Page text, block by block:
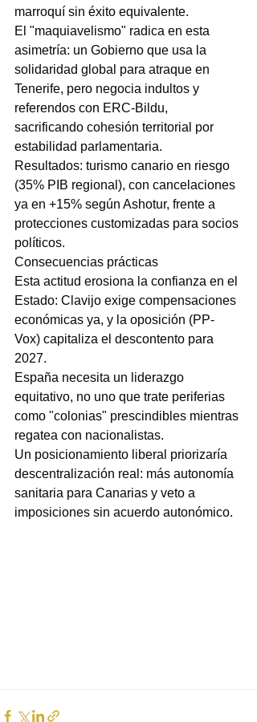
marroquí sin éxito equivalente.
El "maquiavelismo" radica en esta
asimetría: un Gobierno que usa la
solidaridad global para atraque en
Tenerife, pero negocia indultos y
referendos con ERC-Bildu,
sacrificando cohesión territorial por
estabilidad parlamentaria.
Resultados: turismo canario en riesgo
(35% PIB regional), con cancelaciones
ya en +15% según Ashotur, frente a
protecciones customizadas para socios
políticos.
Consecuencias prácticas
Esta actitud erosiona la confianza en el
Estado: Clavijo exige compensaciones
económicas ya, y la oposición (PP-
Vox) capitaliza el descontento para
2027.
España necesita un liderazgo
equitativo, no uno que trate periferias
como "colonias" prescindibles mientras
regatea con nacionalistas.
Un posicionamiento liberal priorizaría
descentralización real: más autonomía
sanitaria para Canarias y veto a
imposiciones sin acuerdo autonómico.